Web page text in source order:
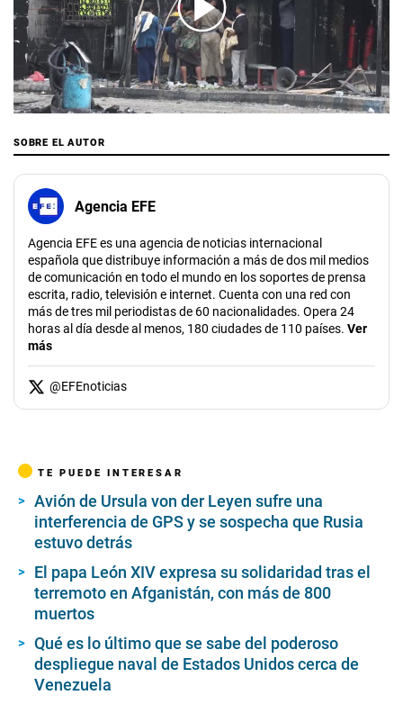
00:00/01:31
SOBRE EL AUTOR
Agencia EFE
Agencia EFE es una agencia de noticias internacional
española que distribuye información a más de dos mil medios
de comunicación en todo el mundo en los soportes de prensa
escrita, radio, televisión e internet. Cuenta con una red con
más de tres mil periodistas de 60 nacionalidades. Opera 24
horas al día desde al menos, 180 ciudades de 110 países. Ver
más
@EFEnoticias
TE PUEDE INTERESAR
Avión de Ursula von der Leyen sufre una
interferencia de GPS y se sospecha que Rusia
estuvo detrás
El papa León XIV expresa su solidaridad tras el
terremoto en Afganistán, con más de 800
muertos
Qué es lo último que se sabe del poderoso
despliegue naval de Estados Unidos cerca de
Venezuela